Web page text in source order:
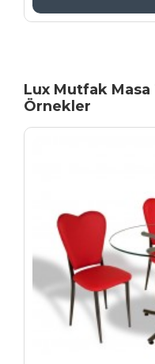
Lux Mutfak Masa
Örnekler